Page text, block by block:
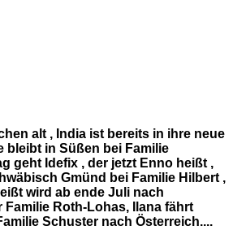
alt , India ist bereits in ihre neue
bleibt in Süßen bei Familie
geht Idefix , der jetzt Enno heißt ,
Gmünd bei Familie Hilbert ,
wird ab ende Juli nach
Familie Roth-Lohas, Ilana fährt
Schuster nach Österreich....